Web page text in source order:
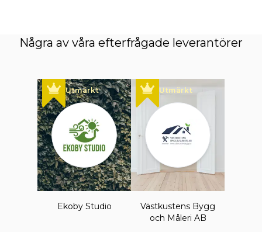
Några av våra efterfrågade leverantörer
Utmärkt
Ekoby Studio
Utmärkt
Västkustens Bygg
och Måleri AB